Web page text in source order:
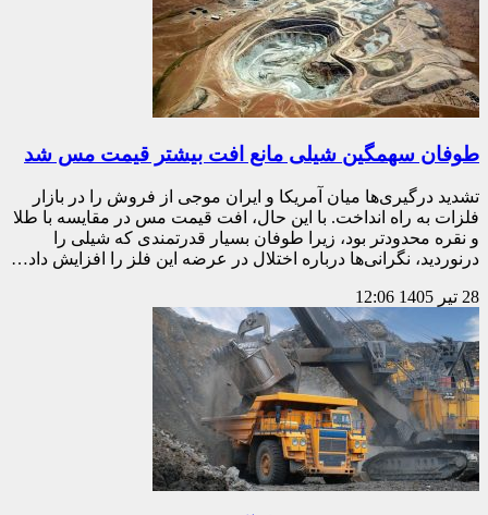
طوفان سهمگین شیلی مانع افت بیشتر قیمت مس شد
تشدید درگیری‌ها میان آمریکا و ایران موجی از فروش را در بازار
فلزات به راه انداخت. با این حال، افت قیمت مس در مقایسه با طلا
و نقره محدودتر بود، زیرا طوفان بسیار قدرتمندی که شیلی را
درنوردید، نگرانی‌ها درباره اختلال در عرضه این فلز را افزایش داد…
28 تیر 1405 12:06